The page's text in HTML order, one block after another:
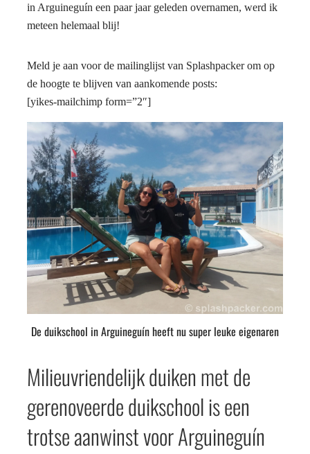
in Arguineguín een paar jaar geleden overnamen, werd ik
meteen helemaal blij!
Meld je aan voor de mailinglijst van Splashpacker om op
de hoogte te blijven van aankomende posts:
[yikes-mailchimp form=”2″]
De duikschool in Arguineguín heeft nu super leuke eigenaren
Milieuvriendelijk duiken met de
gerenoveerde duikschool is een
trotse aanwinst voor Arguineguín